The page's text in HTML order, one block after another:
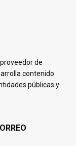
de
contenido
públicas y